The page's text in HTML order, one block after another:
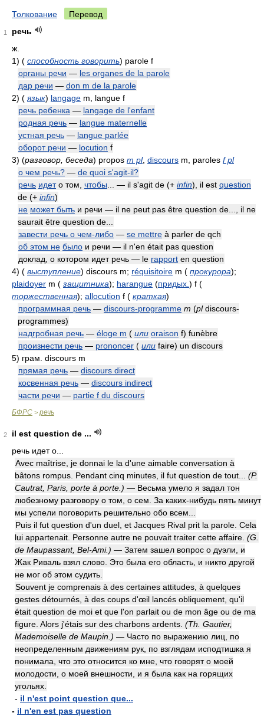
Толкование Перевод
1
речь
ж.
1) ( способность говорить) parole f
органы речи — les organes de la parole
дар речи — don m de la parole
2) ( язык) langage m, langue f
речь ребенка — langage de l'enfant
родная речь — langue maternelle
устная речь — langue parlée
оборот речи — locution f
3) (разговор, беседа) propos m pl, discours m, paroles f pl
о чем речь? — de quoi s'agit-il?
речь идето том, чтобы ... — il s'agit de (+ infin) , il est question
de (+ infin)
не может быть и речи — il ne peut pas être question de..., il ne
saurait être question de...
завести речь о чем-либо — se mettre à parler de qch
об этом не было и речи — il n'en était pas question
доклад, о котором идет речь — le rapport en question
4) ( выступление) discours m; réquisitoire m ( прокурора);
plaidoyer m ( защитника); harangue (придых. ) f (
торжественная); allocution f ( краткая)
программная речь — discours-programme m (pldiscours-
programmes)
надгробная речь — éloge m ( или oraison f) funèbre
произнести речь — prononcer ( или faire) un discours
5) грам. discours m
прямая речь — discours direct
косвенная речь — discours indirect
части речи — partie f du discours
БФРС > речь
2
il est question de ...
речь идет о...
Avec maîtrise, je donnai le la d'une aimable conversation à
bâtons rompus. Pendant cinq minutes, il fut question de tout... (P.
Cautrat, Paris, porte à porte.) — Весьма умело я задал тон
любезному разговору о том, о сем. За каких-нибудь пять минут
мы успели поговорить решительно обо всем...
Puis il fut question d'un duel, et Jacques Rival prit la parole. Cela
lui appartenait. Personne autre ne pouvait traiter cette affaire. (G.
de Maupassant, Bel-Ami.) — Затем зашел вопрос о дуэли, и
Жак Риваль взял слово. Это была его область, и никто другой
не мог об этом судить.
Souvent je comprenais à des certaines attitudes, à quelques
gestes détournés, à des coups d'œil lancés obliquement, qu'il
était question de moi et que l'on parlait ou de mon âge ou de ma
figure. Alors j'étais sur des charbons ardents. (Th. Gautier,
Mademoiselle de Maupin.) — Часто по выражению лиц, по
неопределенным движениям рук, по взглядам исподтишка я
понимала, что это относится ко мне, что говорят о моей
молодости, о моей внешности, и я была как на горящих
угольях.
- il n'est point question que...
- il n'en est pas question